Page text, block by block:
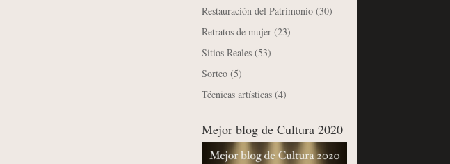
Restauración del Patrimonio (30)
Retratos de mujer (23)
Sitios Reales (53)
Sorteo (5)
Técnicas artísticas (4)
Mejor blog de Cultura 2020